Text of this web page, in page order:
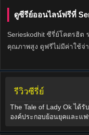
ดูซีรีย์ออนไลน์ฟรีที่
Serieskodhit ซีรี่ย์โคตรฮิ
คุณภาพสูง ดูฟรีไม่มีค่าใช้จ่
รีวิวซีรี่ย์
The Tale of Lady Ok ได้
องค์ประกอบย้อนยุคและแ